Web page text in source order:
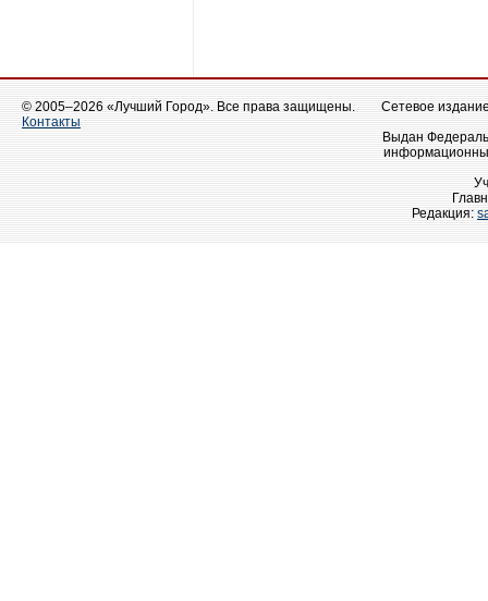
© 2005–2026 «Лучший Город». Все права защищены.
Контакты
Сетевое
Выдан
Редакция: